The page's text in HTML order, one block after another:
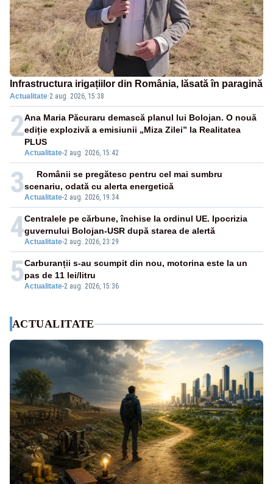
Infrastructura irigațiilor din România, lăsată în paragină
Actualitate·2 aug. 2026, 15:38
2
Actualitate-2 aug. 2026, 15:42
Ana Maria Păcuraru demască planul lui Bolojan. O nouă
ediție explozivă a emisiunii „Miza Zilei” la Realitatea
PLUS
3Actualitate-2 aug. 2026, 19:34
Românii se pregătesc pentru cel mai sumbru
scenariu, odată cu alerta energetică
4Actualitate-2 aug. 2026, 23:29
Centralele pe cărbune, închise la ordinul UE. Ipocrizia
guvernului Bolojan-USR după starea de alertă
5Actualitate-2 aug. 2026, 15:36
Carburanții s-au scumpit din nou, motorina este la un
pas de 11 lei/litru
ACTUALITATE